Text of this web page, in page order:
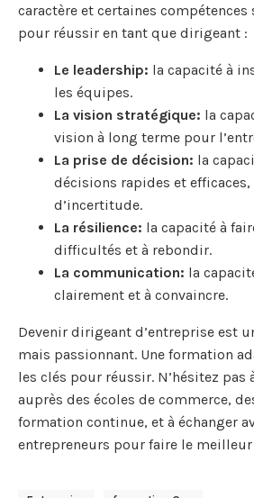
caractère et certaines
pour réussir en tant que dirigeant :
Le leadership: la capacité à
les équipes.
La vision stratégique: la
vision à long terme pour
La prise de décision: la
décisions rapides et
d’incertitude.
La résilience: la capacité à
difficultés et à rebondir.
La communication: la
clairement et à convaincre.
Devenir dirigeant d’entreprise est
mais passionnant. Une formation
les clés pour réussir. N’hésitez pas
auprès des écoles de commerce,
formation continue, et à échanger
entrepreneurs pour faire le